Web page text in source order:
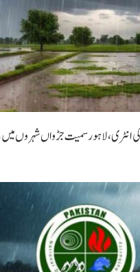
لاہور سمیت جڑواں شہروں